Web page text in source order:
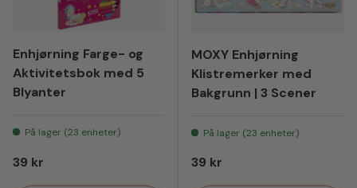
Enhjørning Farge- og
Aktivitetsbok med 5
Blyanter
På lager (23 enheter)
Vanlig pris
39 kr
MOXY Enhjørning
Klistremerker med
Bakgrunn | 3 Scener
På lager (23 enheter)
Vanlig pris
39 kr